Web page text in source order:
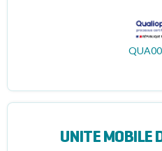
UNITE MOBILE